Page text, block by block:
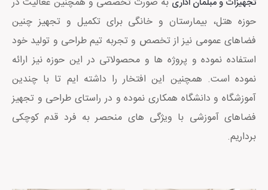
حوزه هتل، بیمارستان و خانگی برای تکمیل و تجهیز چنین
فضاهای عمومی نیز از تخصص و تجربه تیم طراحی و تولید خود
استفاده نموده و پروژه ها و محصولاتی در این حوزه نیز ارائه
نموده است. همچنین این افتخار را داشته ایم تا با چندین
آموزشگاه و دانشگاه همکاری نموده و در راستای طراحی و تجهیز
فضاهای آموزشی با ویژگی های منحصر به فرد قدم کوچکی
برداریم.